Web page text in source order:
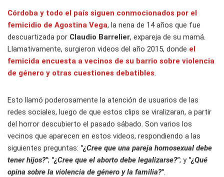
Córdoba y todo el país siguen conmocionados por el
femicidio de Agostina Vega, la nena de 14 años que fue
descuartizada por Claudio Barrelier, expareja de su mamá.
Llamativamente, surgieron videos del año 2015, donde el
femicida encuesta a vecinos de su barrio sobre violencia
de género y otras cuestiones debatibles.
Esto llamó poderosamente la atención de usuarios de las
redes sociales, luego de que estos clips se viralizaran, a partir
del horror descubierto el pasado sábado. Son varios los
vecinos que aparecen en estos videos, respondiendo a las
siguientes preguntas: "¿Cree que una pareja homosexual debe
tener hijos?"; "¿Cree que el aborto debe legalizarse?"; y"¿Qué
opina sobre la violencia de género y la familia?".